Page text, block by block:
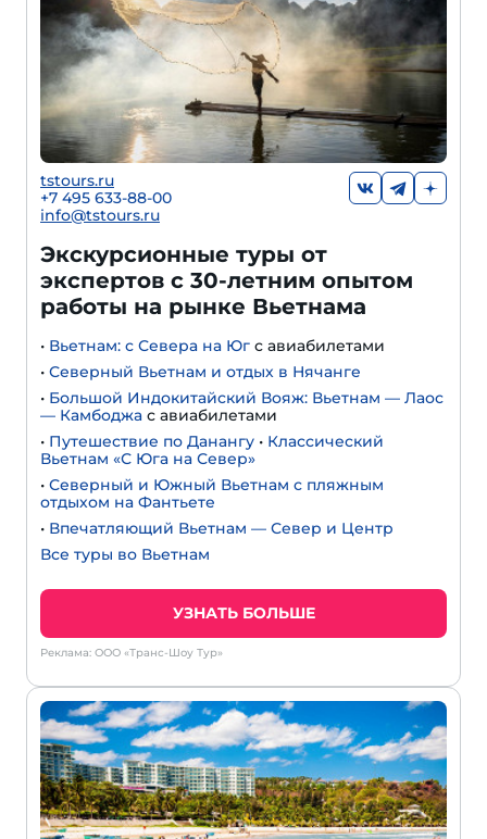
tstours.ru
+7 495 633-88-00
info@tstours.ru
Экскурсионные туры от
экспертов с 30-летним опытом
работы на рынке Вьетнама
• Вьетнам: с Севера на Юг с авиабилетами
• Северный Вьетнам и отдых в Нячанге
• Большой Индокитайский Вояж: Вьетнам — Лаос
— Камбоджа с авиабилетами
• Путешествие по Данангу • Классический
Вьетнам «С Юга на Север»
• Северный и Южный Вьетнам с пляжным
отдыхом на Фантьете
• Впечатляющий Вьетнам — Север и Центр
Все туры во Вьетнам
УЗНАТЬ БОЛЬШЕ
Реклама: ООО «Транс-Шоу Тур»